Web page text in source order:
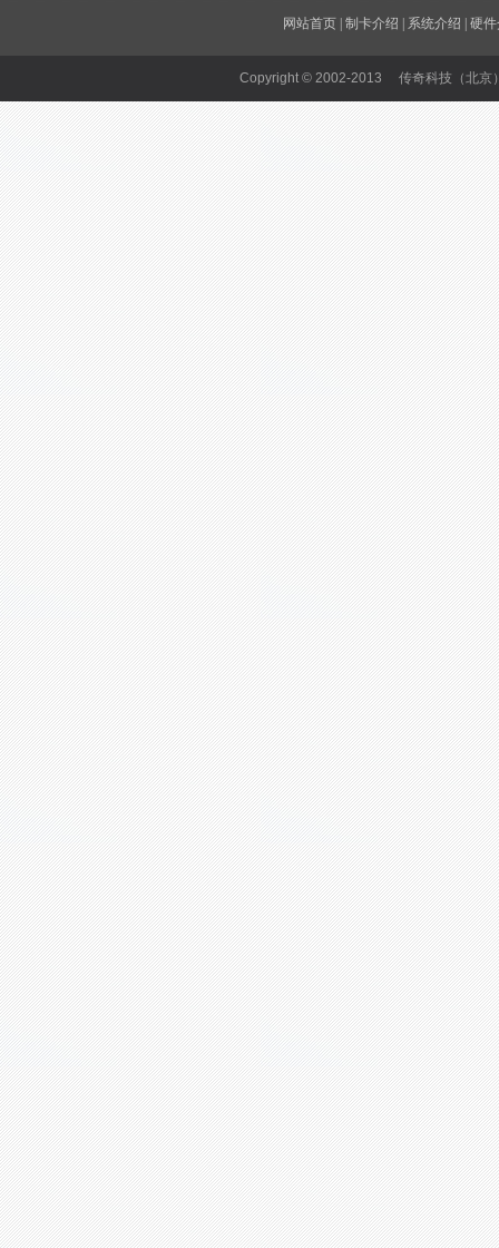
网站首页| 制卡介绍 系统介绍 硬
Copyright © 2002-2013 传奇科技（北京